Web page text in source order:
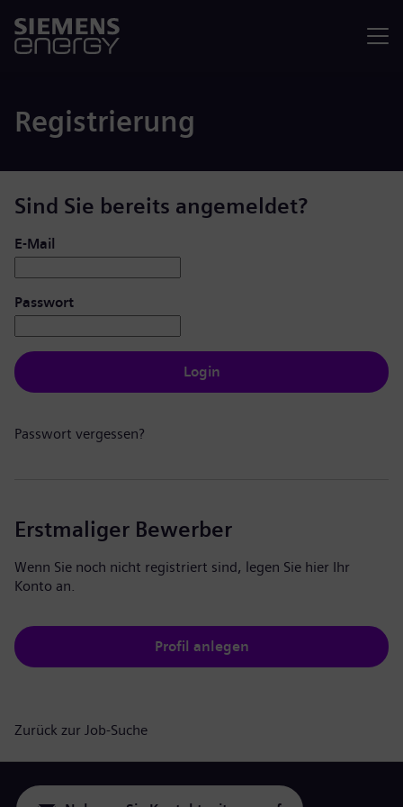
Registrierung
Sind Sie bereits angemeldet?
Login: Benutzer und Passwort
E-Mail
Passwort
Login
Passwort vergessen?
Erstmaliger Bewerber
Wenn Sie noch nicht registriert sind, legen Sie hier Ihr
Konto an.
Profil anlegen
Zurück zur Job-Suche